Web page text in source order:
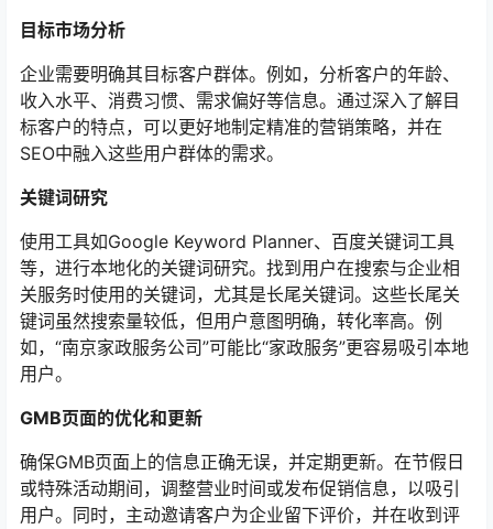
目标市场分析
企业需要明确其目标客户群体。例如，分析客户的年龄、
收入水平、消费习惯、需求偏好等信息。通过深入了解目
标客户的特点，可以更好地制定精准的营销策略，并在
SEO中融入这些用户群体的需求。
关键词研究
使用工具如Google Keyword Planner、百度关键词工具
等，进行本地化的关键词研究。找到用户在搜索与企业相
关服务时使用的关键词，尤其是长尾关键词。这些长尾关
键词虽然搜索量较低，但用户意图明确，转化率高。例
如，“南京家政服务公司”可能比“家政服务”更容易吸引本地
用户。
GMB页面的优化和更新
确保GMB页面上的信息正确无误，并定期更新。在节假日
或特殊活动期间，调整营业时间或发布促销信息，以吸引
用户。同时，主动邀请客户为企业留下评价，并在收到评